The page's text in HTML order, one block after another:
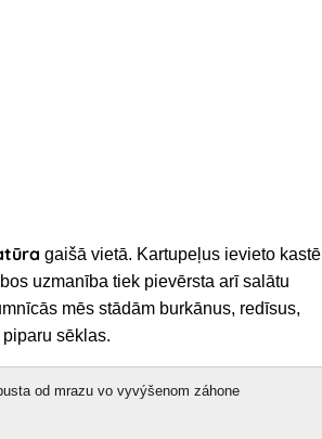
gaišā vietā. Kartupeļus ievieto kastē
uzmanība tiek pievērsta arī salātu
mēs stādām burkānus, redīsus,
sēklas.